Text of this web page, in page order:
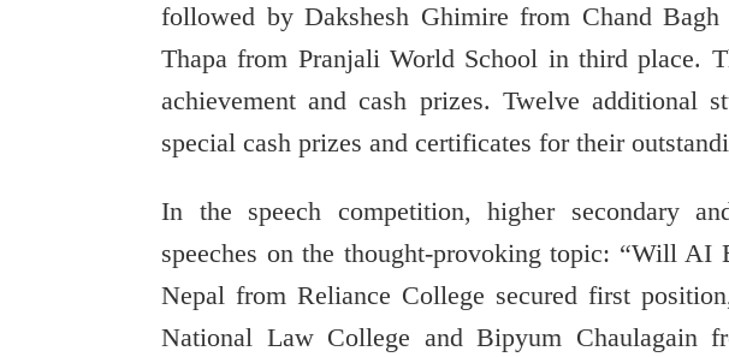
followed by Dakshesh Ghimire from Chand Bagh
Thapa from Pranjali World School in third place.
achievement and cash prizes. Twelve additional
special cash prizes and certificates for their
In the speech competition, higher secondary
speeches on the thought-provoking topic: “Will AI
Nepal from Reliance College secured first
National Law College and Bipyum Chaulagain